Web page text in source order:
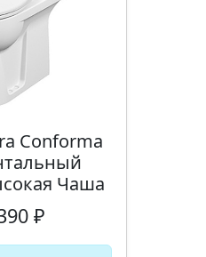
Conforma
Чаша
₽